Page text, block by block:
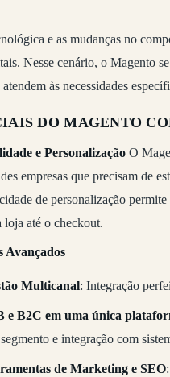
e as mudanças no
Nesse cenário, o Magento
às necessidades
DO MAGENTO
e PersonalizaçãoO
empresas que precisam de
de personalização
loja até o checkout.
Avançados
Multicanal: Integração
e B2C em uma única
e integração com
de Marketing e SEO